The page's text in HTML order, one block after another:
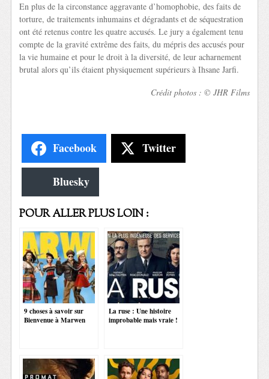
En plus de la circonstance aggravante d’homophobie, des faits de
torture, de traitements inhumains et dégradants et de séquestration
ont été retenus contre les quatre accusés. Le jury a également tenu
compte de la gravité extrême des faits, du mépris des accusés pour
la vie humaine et pour le droit à la diversité, de leur acharnement
brutal alors qu’ils étaient physiquement supérieurs à Ihsane Jarfi.
Crédit photos : © JHR Films
Facebook Twitter
Bluesky
POUR ALLER PLUS LOIN :
9 choses à savoir sur
Bienvenue à Marwen
La ruse : Une histoire
improbable mais vraie !